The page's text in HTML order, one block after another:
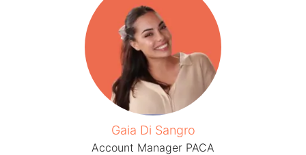
Gaia Di Sangro
Account Manager PACA